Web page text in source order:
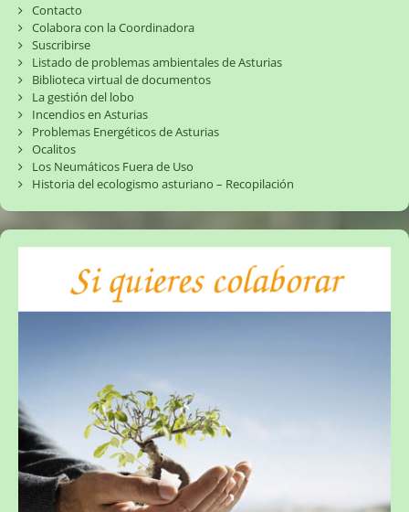
Contacto
Colabora con la Coordinadora
Suscribirse
Listado de problemas ambientales de Asturias
Biblioteca virtual de documentos
La gestión del lobo
Incendios en Asturias
Problemas Energéticos de Asturias
Ocalitos
Los Neumáticos Fuera de Uso
Historia del ecologismo asturiano – Recopilación